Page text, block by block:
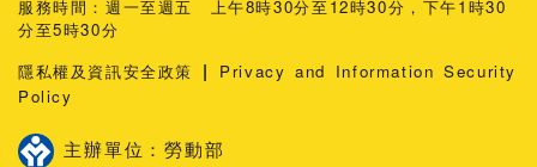
服務時間：週一至週五 上午8時30分至12時30分，下午1時30
分至5時30分
隱私權及資訊安全政策 |
Privacy and Information Security
Policy
主辦單位：勞動部